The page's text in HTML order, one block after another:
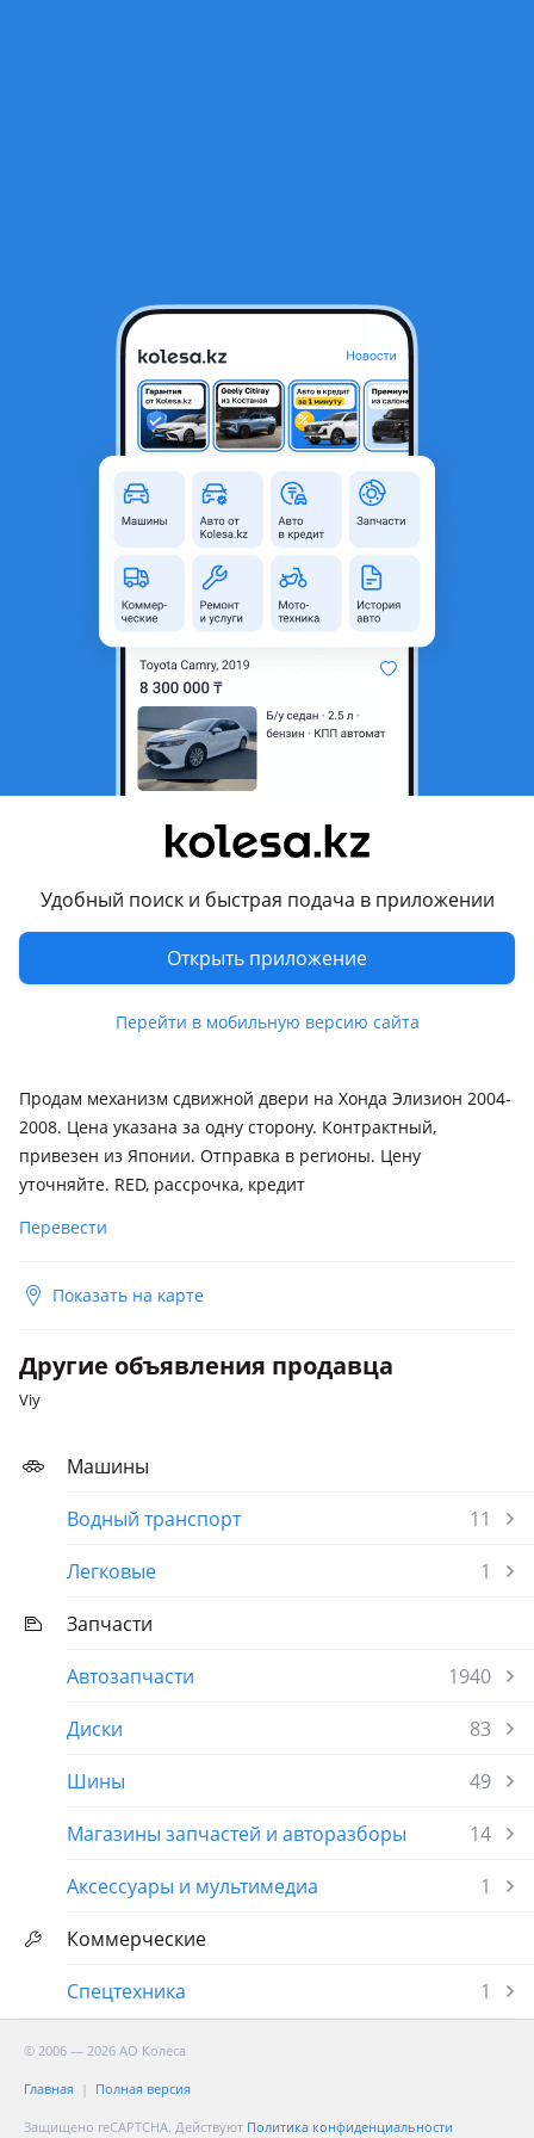
Удобный поиск и быстрая подача в приложении
Открыть приложение
Перейти в мобильную версию сайта
Механизм сдвижной двери на Хонда Элизион 2004-2008
Объявление находится в архиве и может быть
Алматы, Алматинская
Оригинальность
Оригинал
Возможна рассрочка или
Подходит на авто
Honda Elysion
2004 - 2006 1 поколение, 2006 - 2008 1 поколение
Продам механизм сдвижной двери на Хонда Элизион 2004-
2008. Цена указана за одну сторону. Контрактный,
привезен из Японии. Отправка в регионы. Цену
уточняйте. RED, рассрочка, кредит
Перевести
Показать на карте
Другие объявления продавца
Viy
Машины
Водный транспорт
11
Легковые
1
Запчасти
Автозапчасти
1940
Диски
83
Шины
49
Магазины запчастей и авторазборы
14
Аксессуары и мультимедиа
1
Коммерческие
Спецтехника
1
© 2006 — 2026 АО Колеса
Главная Полная версия
Защищено reCAPTCHA. Действуют Политика конфиденциальности